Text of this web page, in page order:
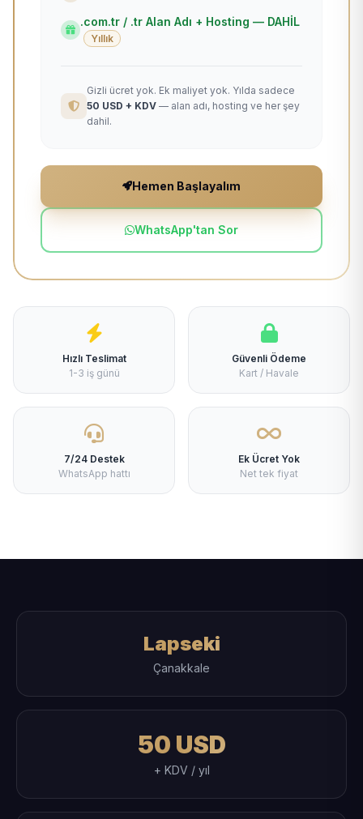
.com.tr / .tr Alan Adı + Hosting — DAHİL
Yıllık
Gizli ücret yok. Ek maliyet yok. Yılda sadece
50 USD + KDV — alan adı, hosting ve her şey
dahil.
Hemen Başlayalım
WhatsApp'tan Sor
Hızlı Teslimat
1-3 iş günü
Güvenli Ödeme
Kart / Havale
7/24 Destek
WhatsApp hattı
Ek Ücret Yok
Net tek fiyat
Lapseki
Çanakkale
50 USD
+ KDV / yıl